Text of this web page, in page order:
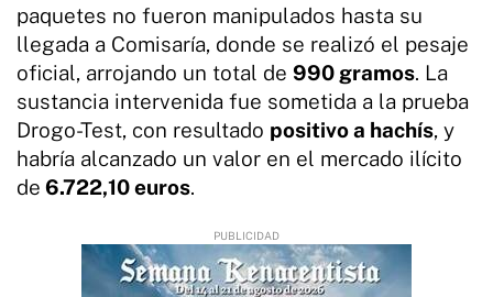
paquetes no fueron manipulados hasta su
llegada a Comisaría, donde se realizó el pesaje
oficial, arrojando un total de 990 gramos. La
sustancia intervenida fue sometida a la prueba
Drogo-Test, con resultado positivo a hachís, y
habría alcanzado un valor en el mercado ilícito
de 6.722,10 euros.